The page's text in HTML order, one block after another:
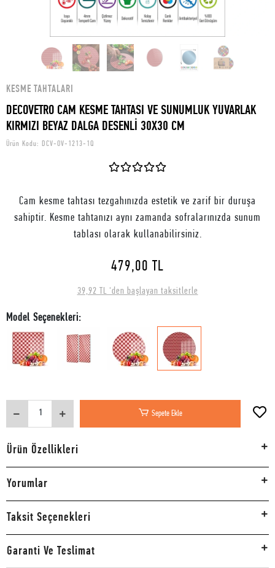
KESME TAHTALARI
DECOVETRO CAM KESME TAHTASI VE SUNUMLUK YUVARLAK
KIRMIZI BEYAZ DALGA DESENLİ 30X30 CM
Ürün Kodu: DCV-OV-1213-1Q
Cam kesme tahtası tezgahınızda estetik ve zarif bir duruşa
sahiptir. Kesme tahtanızı aynı zamanda sofralarınızda sunum
tablası olarak kullanabilirsiniz.
479,00 TL
39,92 TL 'den başlayan taksitlerle
Model Seçenekleri:
Sepete Ekle
Ürün Özellikleri
Yorumlar
Taksit Seçenekleri
Garanti Ve Teslimat